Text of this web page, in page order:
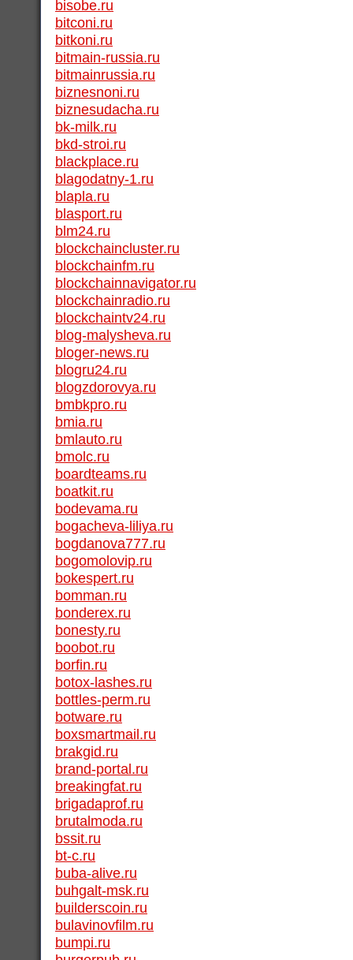
bisobe.ru
bitconi.ru
bitkoni.ru
bitmain-russia.ru
bitmainrussia.ru
biznesnoni.ru
biznesudacha.ru
bk-milk.ru
bkd-stroi.ru
blackplace.ru
blagodatny-1.ru
blapla.ru
blasport.ru
blm24.ru
blockchaincluster.ru
blockchainfm.ru
blockchainnavigator.ru
blockchainradio.ru
blockchaintv24.ru
blog-malysheva.ru
bloger-news.ru
blogru24.ru
blogzdorovya.ru
bmbkpro.ru
bmia.ru
bmlauto.ru
bmolc.ru
boardteams.ru
boatkit.ru
bodevama.ru
bogacheva-liliya.ru
bogdanova777.ru
bogomolovip.ru
bokespert.ru
bomman.ru
bonderex.ru
bonesty.ru
boobot.ru
borfin.ru
botox-lashes.ru
bottles-perm.ru
botware.ru
boxsmartmail.ru
brakgid.ru
brand-portal.ru
breakingfat.ru
brigadaprof.ru
brutalmoda.ru
bssit.ru
bt-c.ru
buba-alive.ru
buhgalt-msk.ru
builderscoin.ru
bulavinovfilm.ru
bumpi.ru